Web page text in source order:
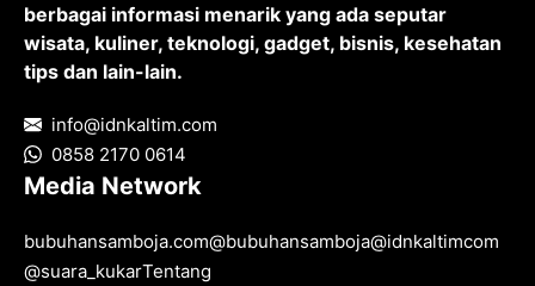
berbagai informasi menarik yang ada seputar
wisata, kuliner, teknologi, gadget, bisnis, kesehatan
tips dan lain-lain.
info@idnkaltim.com
0858 2170 0614
Media Network
bubuhansamboja.com@bubuhansamboja@idnkaltimcom
@suara_kukarTentang